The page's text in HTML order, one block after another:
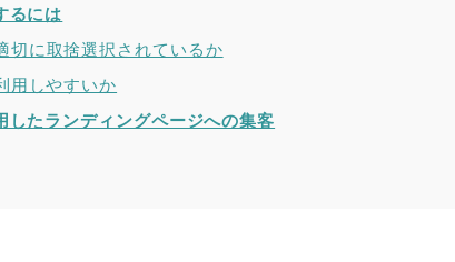
るには
切に取捨選択されているか
用しやすいか
したランディングページへの集客